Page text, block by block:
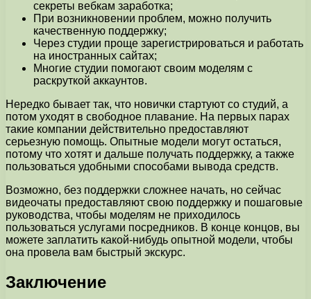
секреты вебкам заработка;
При возникновении проблем, можно получить
качественную поддержку;
Через студии проще зарегистрироваться и работать
на иностранных сайтах;
Многие студии помогают своим моделям с
раскруткой аккаунтов.
Нередко бывает так, что новички стартуют со студий, а
потом уходят в свободное плавание. На первых парах
такие компании действительно предоставляют
серьезную помощь. Опытные модели могут остаться,
потому что хотят и дальше получать поддержку, а также
пользоваться удобными способами вывода средств.
Возможно, без поддержки сложнее начать, но сейчас
видеочаты предоставляют свою поддержку и пошаговые
руководства, чтобы моделям не приходилось
пользоваться услугами посредников. В конце концов, вы
можете заплатить какой-нибудь опытной модели, чтобы
она провела вам быстрый экскурс.
Заключение